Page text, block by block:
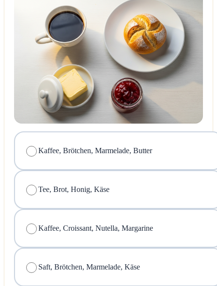
Kaffee, Brötchen, Marmelade, Butter
Tee, Brot, Honig, Käse
Kaffee, Croissant, Nutella, Margarine
Saft, Brötchen, Marmelade, Käse